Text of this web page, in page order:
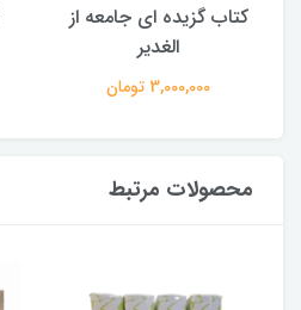
کتاب گزیده ای جامعه از
الغدیر
3,000,000 تومان
محصولات مرتبط